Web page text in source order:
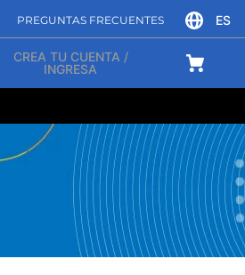
PREGUNTAS FRECUENTES ES
CREA TU CUENTA /
INGRESA